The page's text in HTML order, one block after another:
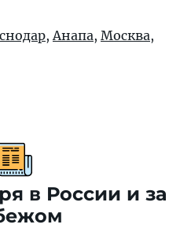
,Анапа, Москва,
в России и за